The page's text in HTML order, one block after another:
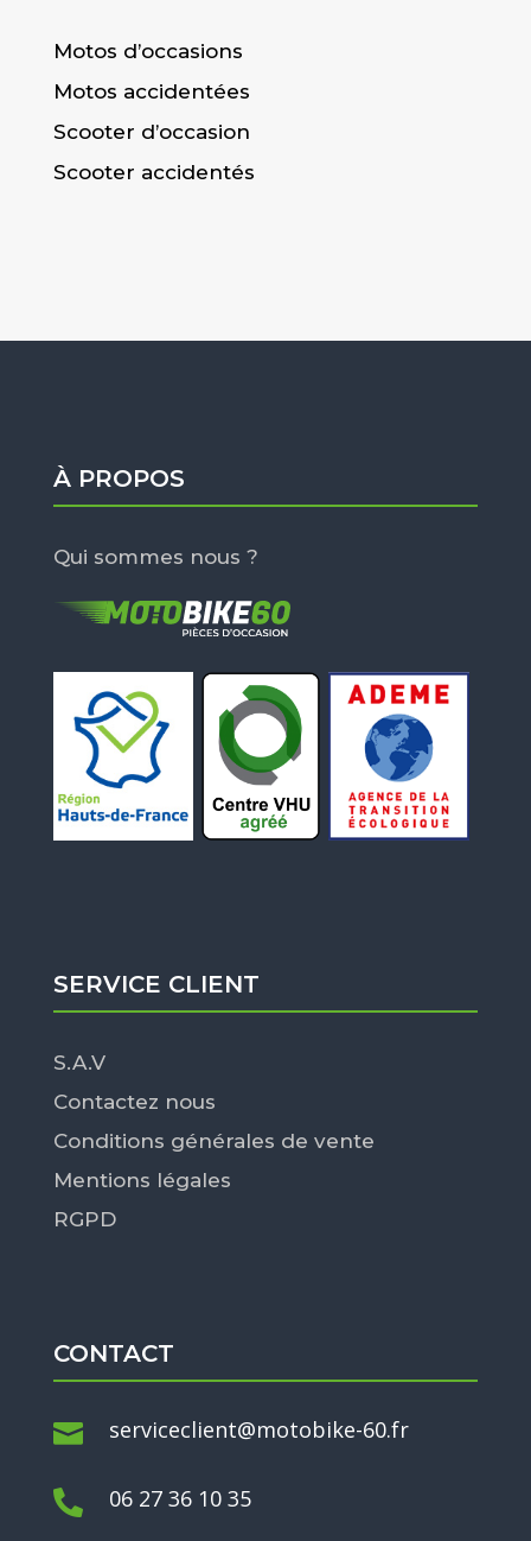
Motos d’occasions
Motos accidentées
Scooter d’occasion
Scooter accidentés
À PROPOS
Qui sommes nous ?
SERVICE CLIENT
S.A.V
Contactez nous
Conditions générales de vente
Mentions légales
RGPD
CONTACT
 serviceclient@motobike-60.fr
 06 27 36 10 35